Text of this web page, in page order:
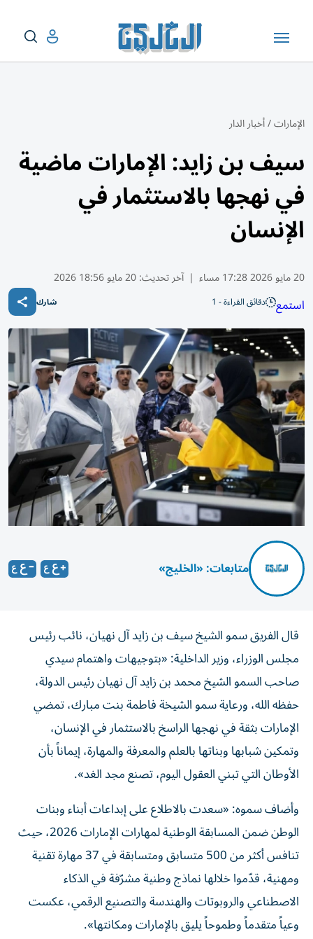
الإمارات/أخبار الدار
سيف بن زايد: الإمارات ماضية
في نهجها بالاستثمار في
الإنسان
20 مايو 2026 17:28 مساء | آخر تحديث:20 مايو 18:56 2026
استمع دقائق القراءة - 1 شارك
متابعات: «الخليج»
قال الفريق سمو الشيخ سيف بن زايد آل نهيان، نائب رئيس
مجلس الوزراء، وزير الداخلية: «بتوجيهات واهتمام سيدي
صاحب السمو الشيخ محمد بن زايد آل نهيان رئيس الدولة،
حفظه الله، ورعاية سمو الشيخة فاطمة بنت مبارك، تمضي
الإمارات بثقة في نهجها الراسخ بالاستثمار في الإنسان،
وتمكين شبابها وبناتها بالعلم والمعرفة والمهارة، إيماناً بأن
الأوطان التي تبني العقول اليوم، تصنع مجد الغد».
وأضاف سموه: «سعدت بالاطلاع على إبداعات أبناء وبنات
الوطن ضمن المسابقة الوطنية لمهارات الإمارات 2026، حيث
تنافس أكثر من 500 متسابق ومتسابقة في 37 مهارة تقنية
ومهنية، قدّموا خلالها نماذج وطنية مشرّفة في الذكاء
الاصطناعي والروبوتات والهندسة والتصنيع الرقمي، عكست
وعياً متقدماً وطموحاً يليق بالإمارات ومكانتها».